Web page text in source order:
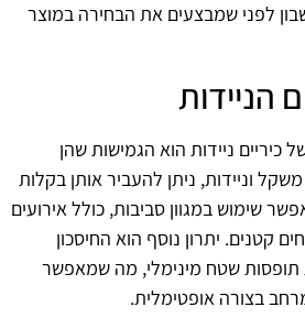
לפני שמבצעים את הבחירה במוצר
הניידות
כיריים ניידות הוא הגמישות שהן
וניידות, ניתן להעביר אותן בקלות
שימוש במגוון סביבות, כולל אירועים
קטנים. יתרון נוסף הוא החיסכון
תופסות שטח מינימלי, מה שמאפשר
בצורה אופטימלית.